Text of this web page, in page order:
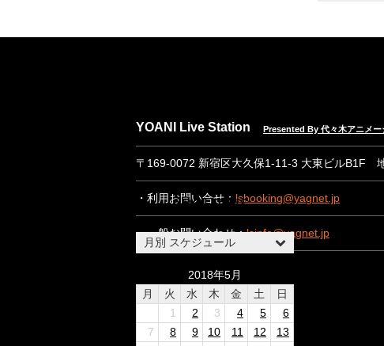
CONTACT
ABOUT US
月別 スケジュール
2018年5月
月
火 水 木 金 土
日
1
2 3 4 5
6
7
8 9 10 11 12
13
YOANI Live Station Presented By 代々木アニメー
〒169-0072 新宿区大久保1-11-3 大東ビルB1F
・利用お問い合せ： lsbooking@yagnet.jp
・一般お問い合わせ：lsinfo@yagnet.jp